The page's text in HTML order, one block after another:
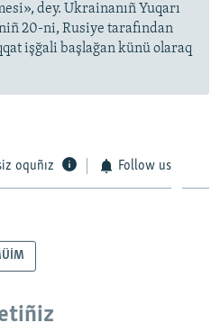
dey. Ukrainanıñ Yuqarı
20-ni, Rusiye tarafından
işğali başlağan künü olaraq
oquñız Follow us